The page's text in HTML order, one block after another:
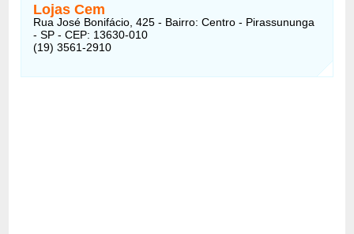
Lojas Cem
Rua José Bonifácio, 425 - Bairro: Centro - Pirassununga
- SP - CEP: 13630-010
(19) 3561-2910